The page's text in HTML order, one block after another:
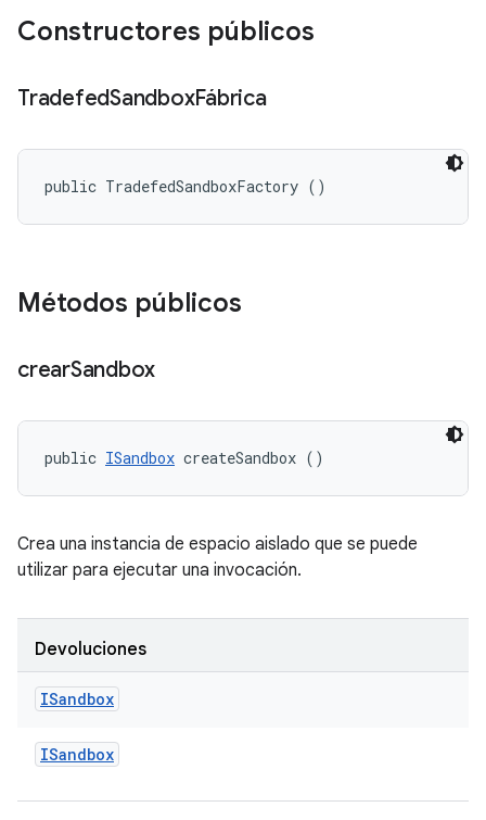
Constructores públicos
TradefedSandboxFábrica
public TradefedSandboxFactory ()
Métodos públicos
crearSandbox
public ISandbox createSandbox ()
Crea una instancia de espacio aislado que se puede
utilizar para ejecutar una invocación.
Devoluciones
ISandbox
ISandbox